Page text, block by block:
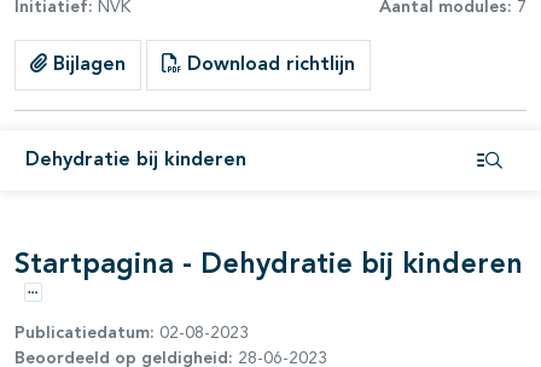
Initiatief: NVK Aantal modules: 7
Bijlagen Download richtlijn
Dehydratie bij kinderen
Startpagina - Dehydratie bij kinderen
Opties
Publicatiedatum: 02-08-2023
Beoordeeld op geldigheid: 28-06-2023